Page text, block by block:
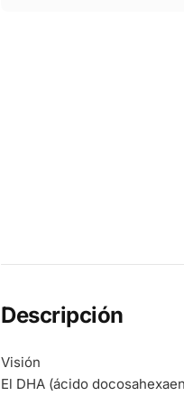
Descripción
Visión
El DHA (ácido